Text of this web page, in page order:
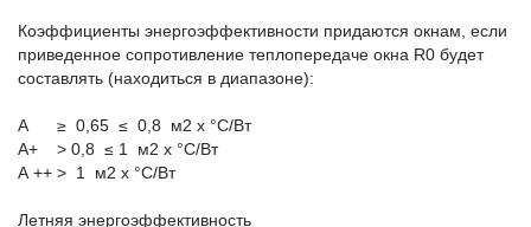
Коэффициенты энергоэффективности придаются окнам, если
приведенное сопротивление теплопередаче окна R0 будет
составлять (находиться в диапазоне):
А ≥ 0,65 ≤ 0,8 м2 х °С/Вт
А+ > 0,8 ≤ 1 м2 х °С/Вт
А ++ > 1 м2 х °С/Вт
Летняя энергоэффективность